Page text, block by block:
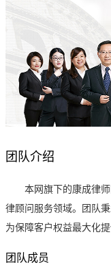
团队介绍
本网旗下的康成律师
律顾问服务领域。团队
为保障客户权益最大化提
团队成员